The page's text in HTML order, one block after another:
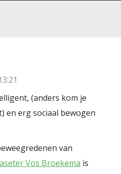
(anders kom je
en erg sociaal bewogen
van
Vos Broekema is